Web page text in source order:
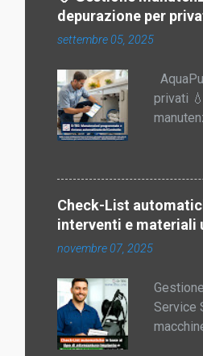
erano:
dello
depurazione per
settembre 05, 2025
privati
la
Check-List
interventi e materiali
novembre 07, 2025
Service